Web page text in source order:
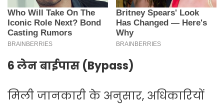
6 लेन बाईपास (Bypass)
मिली जानकारी के अनुसार, अधिकारियों